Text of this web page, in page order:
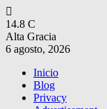
14.8 C
Alta Gracia
6 agosto, 2026
Inicio
Blog
Privacy